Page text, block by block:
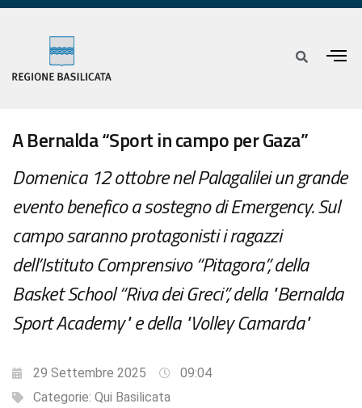
A Bernalda “Sport in campo per Gaza”
Domenica 12 ottobre nel Palagalilei un grande
evento benefico a sostegno di Emergency. Sul
campo saranno protagonisti i ragazzi
dell’Istituto Comprensivo “Pitagora”, della
Basket School “Riva dei Greci”, della "Bernalda
Sport Academy" e della "Volley Camarda"
29 Settembre 2025
09:04
Categorie: Qui Basilicata